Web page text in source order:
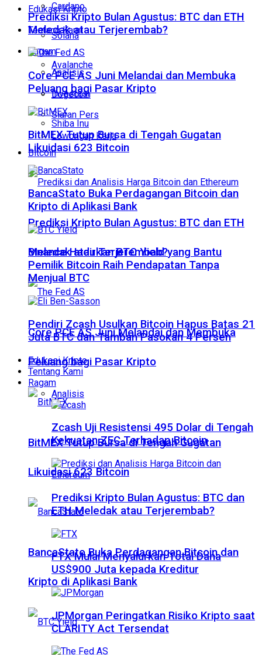
Edukasi Kripto
Tentang Kami
Ragam
Analisis
Investasi
Siaran Pers
Lowongan Kerja
Cardano
Solana
Avalanche
Dogecoin
Shiba Inu
Bitcoin
Prediksi Kripto Bulan Agustus: BTC dan ETH
Meledak atau Terjerembab?
Core PCE AS Juni Melandai dan Membuka
Peluang bagi Pasar Kripto
BitMEX Tutup Bursa di Tengah Gugatan
Likuidasi 623 Bitcoin
BancaStato Buka Perdagangan Bitcoin dan
Kripto di Aplikasi Bank
Prediksi Kripto Bulan Agustus: BTC dan ETH
Meledak atau Terjerembab?
Core PCE AS Juni Melandai dan Membuka
Peluang bagi Pasar Kripto
BitMEX Tutup Bursa di Tengah Gugatan
Likuidasi 623 Bitcoin
BancaStato Buka Perdagangan Bitcoin dan
Kripto di Aplikasi Bank
Binance Hadirkan BTC Yield yang Bantu
Pemilik Bitcoin Raih Pendapatan Tanpa
Menjual BTC
Pendiri Zcash Usulkan Bitcoin Hapus Batas 21
Juta BTC dan Tambah Pasokan 4 Persen
Edukasi Kripto
Tentang Kami
Ragam
Analisis
Zcash Uji Resistensi 495 Dolar di Tengah
Kekuatan ZEC Terhadap Bitcoin
Prediksi Kripto Bulan Agustus: BTC dan
ETH Meledak atau Terjerembab?
FTX Mulai Menyalurkan Total Dana
US$900 Juta kepada Kreditur
JPMorgan Peringatkan Risiko Kripto saat
CLARITY Act Tersendat